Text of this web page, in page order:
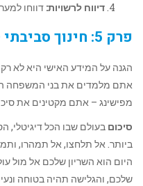
דיווח לרשויות: דווחו
פרק 5: חינוך סביבתי – למה זה חשוב ב-2026?
הגנה על המידע האישי היא לא
אתם מלמדים את בני המשפחה
מפישינג – אתם מקטינים את
סיכום בעולם שבו הכל דיגיטלי,
ביותר. אל תלחצו, אל תמהרו,
היום הוא השריון שלכם אל מול
שלכם, והגלישה תהיה בטוחה